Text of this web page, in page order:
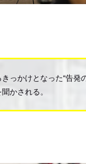
っかけとなった“告
かされる。